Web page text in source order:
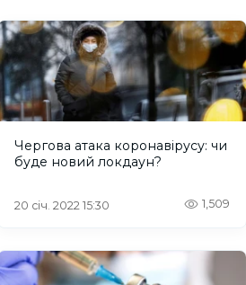
Чергова атака коронавірусу: чи
буде новий локдаун?
20 січ. 2022 15:30 1,509